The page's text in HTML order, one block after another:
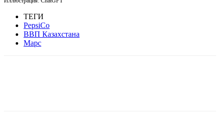
ТЕГИ
PepsiCo
ВВП Казахстана
Марс